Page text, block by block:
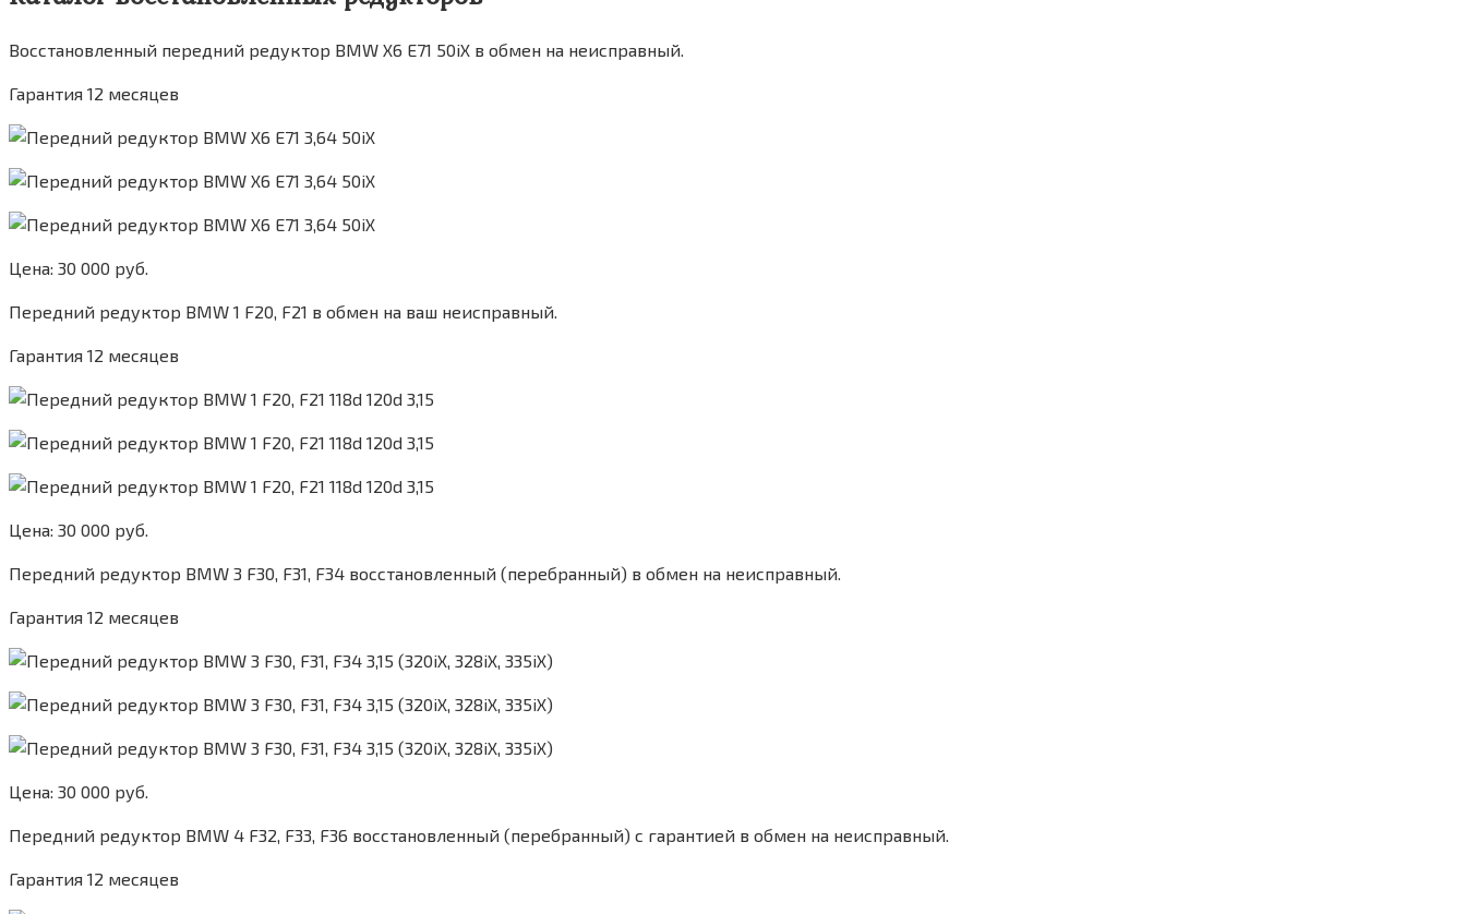
Восстановленный передний редуктор BMW X6 E71 50iX в обмен на неисправный.
Гарантия 12 месяцев
Цена: 30 000 руб.
Передний редуктор BMW 1 F20, F21 в обмен на ваш неисправный.
Гарантия 12 месяцев
Цена: 30 000 руб.
Передний редуктор BMW 3 F30, F31, F34 восстановленный (перебранный) в обмен на неисправный.
Гарантия 12 месяцев
Цена: 30 000 руб.
Передний редуктор BMW 4 F32, F33, F36 восстановленный (перебранный) с гарантией в обмен на неисправный.
Гарантия 12 месяцев